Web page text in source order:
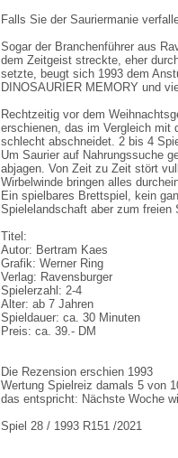
Falls Sie der Sauriermanie
Sogar der Branchenführer aus
dem Zeitgeist streckte, eher
setzte, beugt sich 1993 dem
DINOSAURIER MEMORY und
Rechtzeitig vor dem
erschienen, das im Vergleich mit
schlecht abschneidet. 2 bis 4
Um Saurier auf Nahrungssuche
abjagen. Von Zeit zu Zeit stört
Wirbelwinde bringen alles
Ein spielbares Brettspiel, kein
Spielelandschaft aber zum freien
Titel:
Autor: Bertram Kaes
Grafik: Werner Ring
Verlag: Ravensburger
Spielerzahl: 2-4
Alter: ab 7 Jahren
Spieldauer: ca. 30 Minuten
Preis: ca. 39.- DM
Die Rezension erschien 1993
Wertung Spielreiz damals 5 von
das entspricht: Nächste Woche
Spiel 28 / 1993 R151 /2021